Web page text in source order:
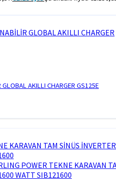
AKILLI CHARGER GS125E